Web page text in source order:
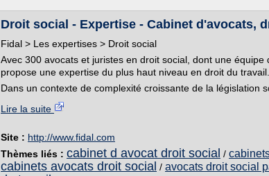
Droit social - Expertise - Cabinet d'avocats,
Fidal > Les expertises > Droit social
Avec 300 avocats et juristes en droit social, dont une équipe
propose une expertise du plus haut niveau en droit du travail.
Dans un contexte de complexité croissante de la législation
Lire la suite
Site : http://www.fidal.com
Thèmes liés : cabinet d avocat droit social /
cabinets avocats droit social / avocats droit social